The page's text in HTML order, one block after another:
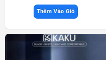
Thêm Vào Giỏ